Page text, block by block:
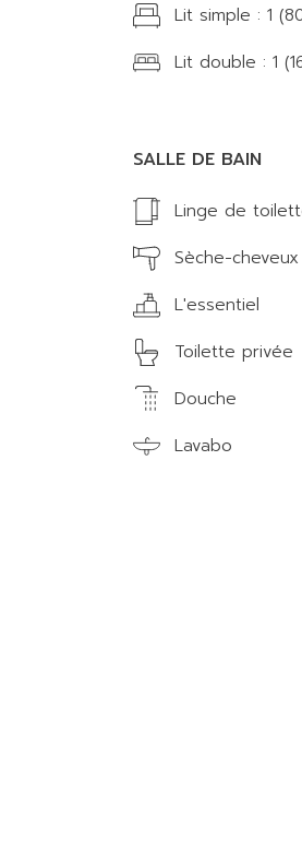
Lit simple : 1
Lit double : 1
SALLE DE BAIN
Linge de
Sèche-cheveux
L'essentiel
Toilette privée
Douche
Lavabo